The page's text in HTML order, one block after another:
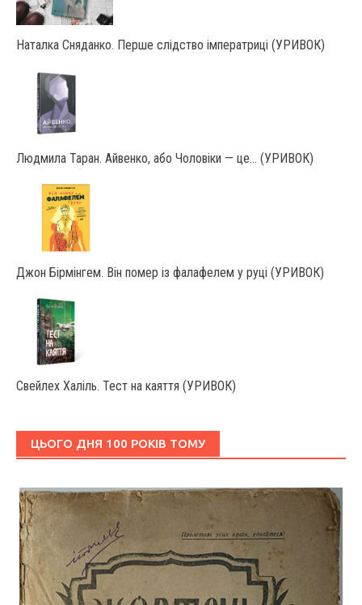
Наталка Сняданко. Перше слідство імператриці (УРИВОК)
Людмила Таран. Айвенко, або Чоловіки — це… (УРИВОК)
Джон Бірмінгем. Він помер із фалафелем у руці (УРИВОК)
Свейлех Халіль. Тест на каяття (УРИВОК)
ЦЬОГО ДНЯ 100 РОКІВ ТОМУ